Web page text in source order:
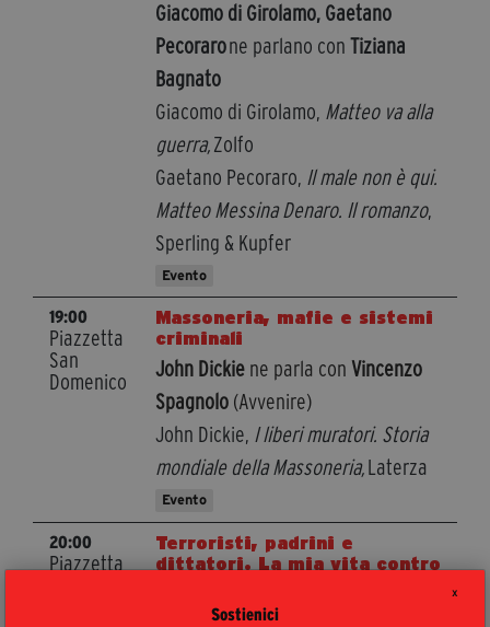
X
Sostienici
Giacomo di Girolamo, Gaetano
Pecorarone parlano con Tiziana
Bagnato
Giacomo di Girolamo, Matteo va alla
guerra,Zolfo
Gaetano Pecoraro, Il male non è qui.
Matteo Messina Denaro. Il romanzo,
Sperling & Kupfer
Evento
19:00
Piazzetta
San
Domenico
Massoneria, mafie e sistemi
criminali
John Dickie ne parla con Vincenzo
Spagnolo (Avvenire)
John Dickie, I liberi muratori. Storia
mondiale della Massoneria,Laterza
Evento
20:00
Piazzetta
Terroristi, padrini e
dittatori. La mia vita contro
Rosario Aitala(International